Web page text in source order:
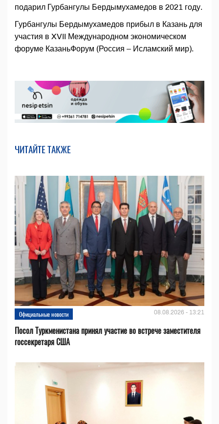
подарил Гурбангулы Бердымухамедов в 2021 году.
Гурбангулы Бердымухамедов прибыл в Казань для
участия в XVII Международном экономическом
форуме КазаньФорум (Россия – Исламский мир).
ЧИТАЙТЕ ТАКЖЕ
Официальные новости 08.08.2026 - 13:21
Посол Туркменистана принял участие во встрече заместителя
госсекретаря США